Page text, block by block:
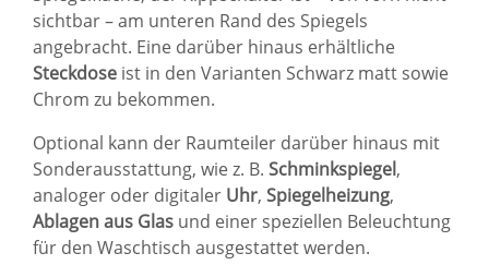
sichtbar – am unteren Rand des Spiegels
angebracht. Eine darüber hinaus erhältliche
Steckdose ist in den Varianten Schwarz matt sowie
Chrom zu bekommen.
Optional kann der Raumteiler darüber hinaus mit
Sonderausstattung, wie z. B. Schminkspiegel,
analoger oder digitaler Uhr, Spiegelheizung,
Ablagen aus Glas und einer speziellen Beleuchtung
für den Waschtisch ausgestattet werden.